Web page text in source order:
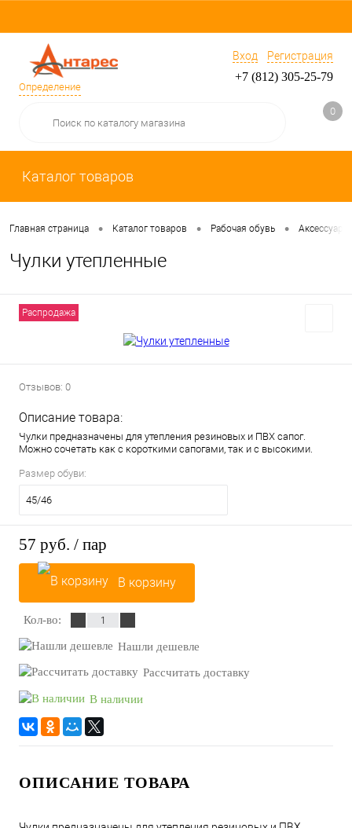
Определение
Вход Регистрация
+7 (812) 305-25-79
0
Каталог товаров
Главная страница • Каталог товаров • Рабочая обувь •
Чулки утепленные
Распродажа
Отзывов: 0
Описание товара:
Чулки предназначены для утепления резиновых и ПВХ сапог.
Можно сочетать как с короткими сапогами, так и с высокими.
Размер обуви:
45/46
57 руб. / пар
В корзину
Кол-во:
Нашли дешевле
Рассчитать доставку
В наличии
ОПИСАНИЕ ТОВАРА